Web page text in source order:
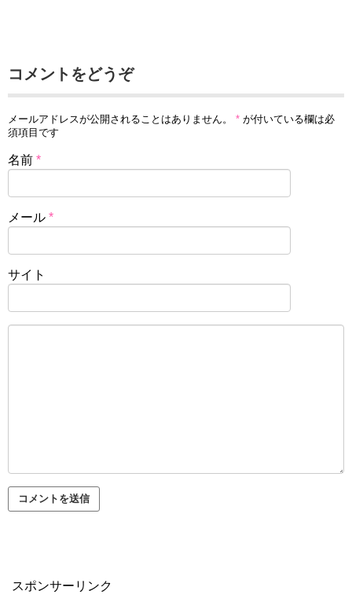
コメントをどうぞ
メールアドレスが公開されることはありません。 * が付いている欄は必
須項目です
名前 *
メール *
サイト
スポンサーリンク